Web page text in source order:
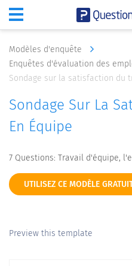
Modèles d'enquête
Enquêtes d'évaluation des
Sondage sur la satisfaction du
Sondage Sur La
En Équipe
7 Questions: Travail d'équipe,
UTILISEZ CE MODÈLE
Preview this template